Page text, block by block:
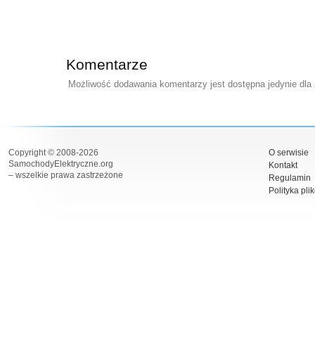
Komentarze
Możliwość dodawania komentarzy jest dostępna jedynie
Copyright © 2008-2026
SamochodyElektryczne.org
– wszelkie prawa zastrzeżone
O serwisie
Kontakt
Regulamin
Polityka